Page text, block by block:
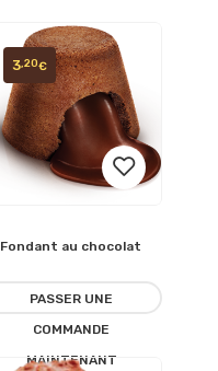
Ajouter
à la
liste
Fondant au chocolat
3,20€
PASSER UNE
COMMANDE
MAINTENANT